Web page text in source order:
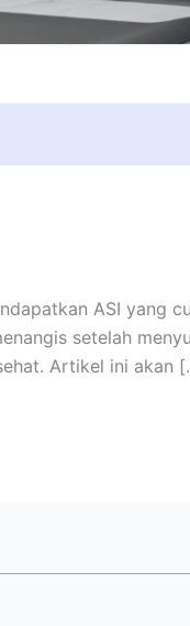
ASI yang
setelah
Artikel ini akan